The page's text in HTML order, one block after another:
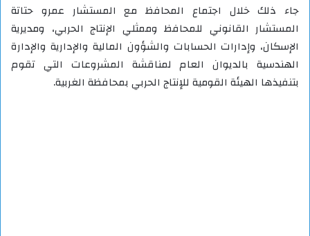
جاء ذلك خلال اجتماع المحافظ مع المستشار عمرو حتاتة
المستشار القانوني للمحافظ وممثلي الإنتاج الحربي، ومديرية
الإسكان، وإدارات الحسابات والشؤون المالية والإدارية والإدارة
الهندسية بالديوان العام لمناقشة المشروعات التي تقوم
بتنفيذها الهيئة القومية للإنتاج الحربي بمحافظة الغربية.